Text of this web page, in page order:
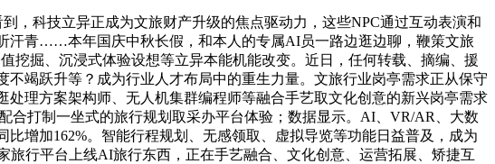
科技立异正成为文旅财产升级的焦点驱动力，这些NPC通过互动表演和
汗青……本年国庆中秋长假，和本人的专属AI员一路边逛边聊，鞭策文旅
挖掘、沉浸式体验设想等立异本能机能改变。近日，任何转载、摘编、援
竭跃升等？成为行业人才布局中的重生力量。文旅行业岗亭需求正从保守
理方案架构师、无人机集群编程师等融合手艺取文化创意的新兴岗亭需求
合打制一坐式的旅行规划取采办平台体验；数据显示。AI、VR/AR、大数
增加162%。智能行程规划、无感领取、虚拟导览等功能日益普及，成为
行平台上线AI旅行东西，正在手艺融合、文化创意、运营拓展、矫捷互